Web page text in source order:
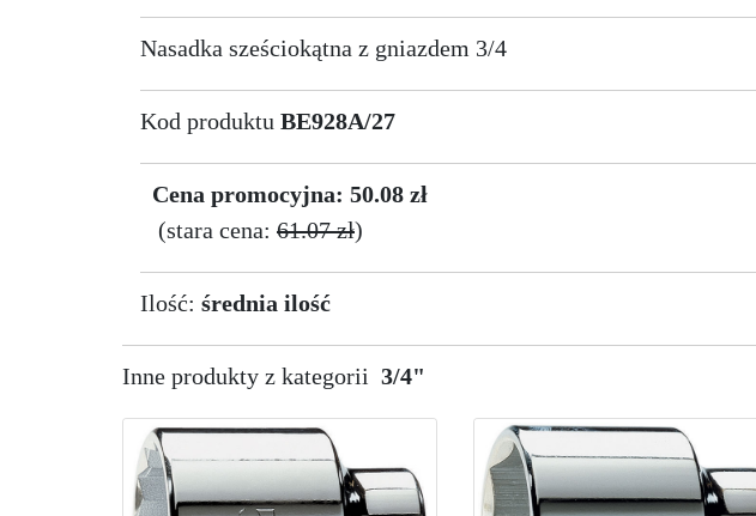
Nasadka sześciokątna z gniazdem 3/4
Kod produktu BE928A/27
Cena promocyjna: 50.08 zł
(stara cena: 61.07 zł)
Ilość: średnia ilość
Inne produkty z kategorii 3/4"